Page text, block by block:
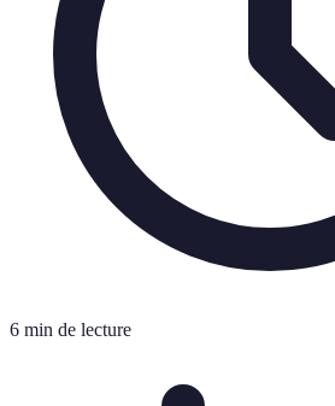
6 min de lecture